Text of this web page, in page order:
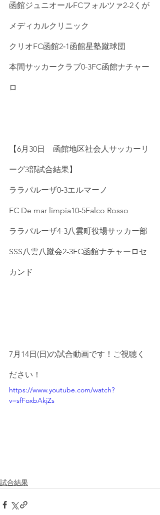
函館ジュニオールFCフォルツァ2-2くが
メディカルクリニック
クリオFC函館2‐1函館星塾蹴球団
本間サッカークラブ0-3FC函館ナチャー
ロ
【6月30日　函館地区社会人サッカーリ
ーグ3部試合結果】
ララパルーザ0‐3エルマーノ
FC De mar limpia10-5Falco Rosso
ララパルーザ4-3八雲町役場サッカー部
SSS八雲八蹴会2-3FC函館ナチャーロセ
カンド
7月14日(日)の試合動画です！ご視聴く
ださい！
https://www.youtube.com/watch?
v=sfFoxbAkjZs
試合結果